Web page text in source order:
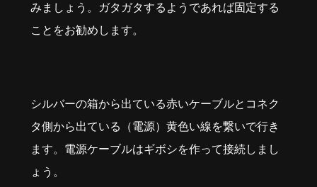
みましょう。ガタガタするようであれば固定する
ことをお勧めします。
シルバーの箱から出ている赤いケーブルとコネク
タ側から出ている（電源）黄色い線を繋いで行き
ます。電源ケーブルはギボシを作って接続しまし
ょう。